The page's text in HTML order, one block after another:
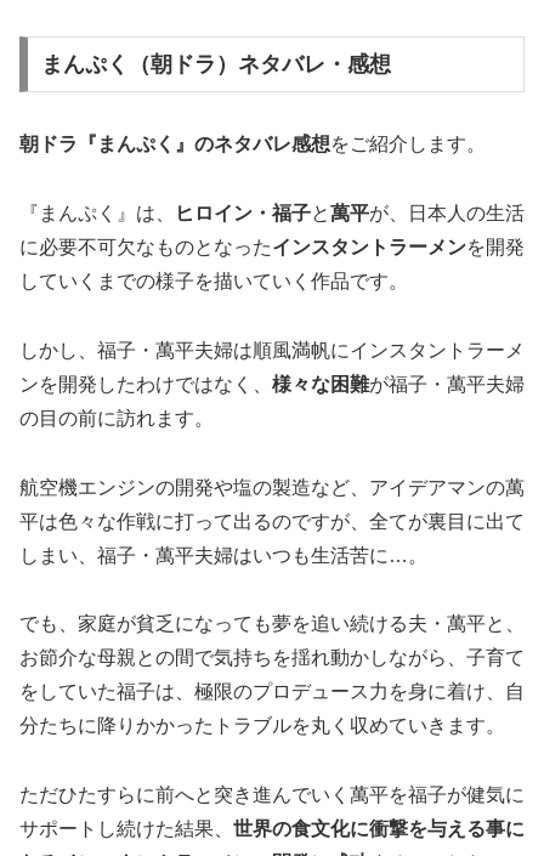
まんぷく（朝ドラ）ネタバレ・感想
朝ドラ『まんぷく』のネタバレ感想をご紹介します。
『まんぷく』は、 ヒロイン・福子と萬平が、日本人の生活
に必要不可欠なものとなったインスタントラーメンを開発
していくまでの様子を描いていく作品です。
しかし、福子・萬平夫婦は順風満帆にインスタントラーメ
ンを開発したわけではなく、 様々な困難が福子・萬平夫婦
の目の前に訪れます。
航空機エンジンの開発や塩の製造など、アイデアマンの萬
平は色々な作戦に打って出るのですが、全てが裏目に出て
しまい、福子・萬平夫婦はいつも生活苦に…。
でも、家庭が貧乏になっても夢を追い続ける夫・萬平と、
お節介な母親との間で気持ちを揺れ動かしながら、子育て
をしていた福子は、極限のプロデュース力を身に着け、自
分たちに降りかかったトラブルを丸く収めていきます。
ただひたすらに前へと突き進んでいく萬平を福子が健気に
サポートし続けた結果、 世界の食文化に衝撃を与える事に